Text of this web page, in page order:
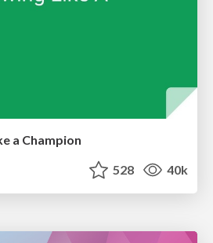
a Champion
528 40k